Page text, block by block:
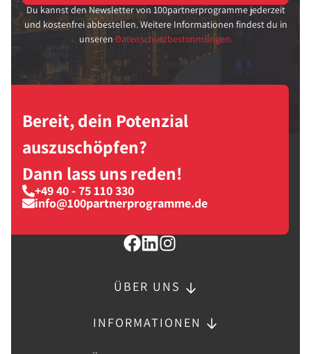
Du kannst den Newsletter von 100partnerprogramme jederzeit
und kostenfrei abbestellen. Weitere Informationen findest du in
unseren Datenschutzbestimmungen.
Bereit, dein Potenzial
auszuschöpfen?
Dann lass uns reden!
+49 40 - 75 110 330
info@100partnerprogramme.de
ÜBER UNS
INFORMATIONEN